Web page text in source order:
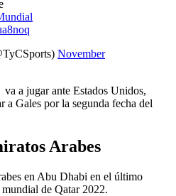
November
a jugar ante Estados Unidos,
a Gales por la segunda fecha del
Arabes
en Abu Dhabi en el último
de Qatar 2022.